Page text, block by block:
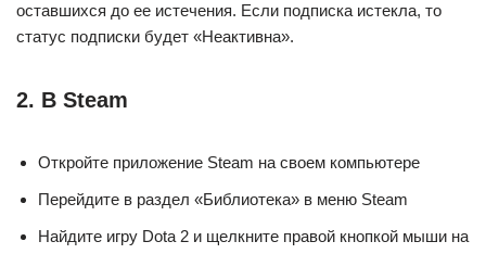
оставшихся до ее истечения. Если подписка истекла, то
статус подписки будет «Неактивна».
2. В Steam
Откройте приложение Steam на своем компьютере
Перейдите в раздел «Библиотека» в меню Steam
Найдите игру Dota 2 и щелкните правой кнопкой мыши на